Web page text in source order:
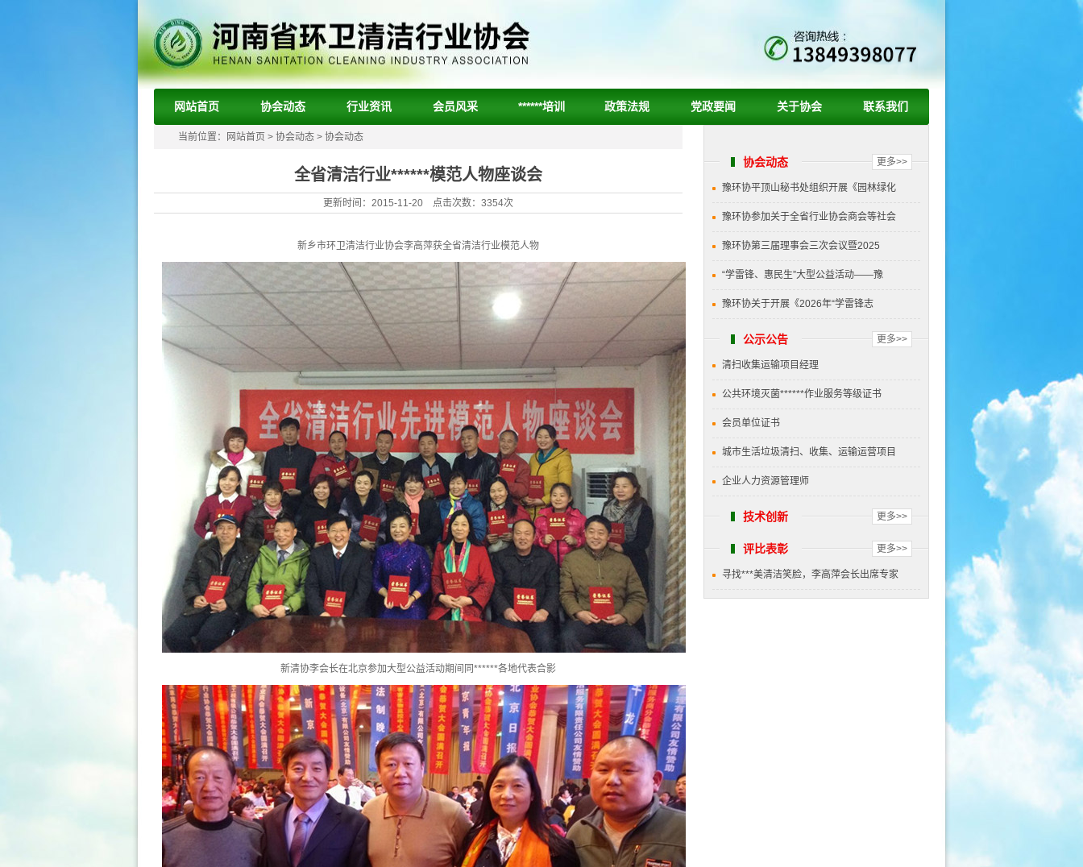
网站首页 协会动态 行业资讯 会员风采 ******培训 政策法规 党政要闻 关于协会 联系我们
更多>>
协会动态
豫环协平顶山秘书处组织开展《园林绿化
豫环协参加关于全省行业协会商会等社会
豫环协第三届理事会三次会议暨2025
“学雷锋、惠民生”大型公益活动——豫
豫环协关于开展《2026年“学雷锋志
更多>>
公示公告
清扫收集运输项目经理
公共环境灭菌******作业服务等级证书
会员单位证书
城市生活垃圾清扫、收集、运输运营项目
企业人力资源管理师
更多>>
技术创新
更多>>
评比表彰
寻找***美清洁笑脸，李高萍会长出席专家
当前位置： 网站首页 > 协会动态 > 协会动态
全省清洁行业******模范人物座谈会
更新时间：2015-11-20 点击次数：3354次
新乡市环卫清洁行业协会李高萍获全省清洁行业模范人物
新清协李会长在北京参加大型公益活动期间同******各地代表合影